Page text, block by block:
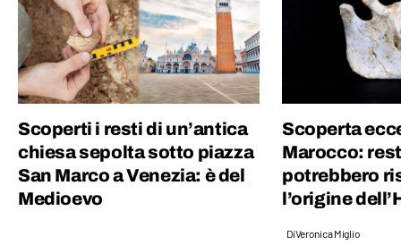
Scoperti i resti di un’antica
chiesa sepolta sotto piazza
San Marco a Venezia: è del
Medioevo
Scoperta
Marocco:
potrebbero
l’origine
DiVeronica Miglio